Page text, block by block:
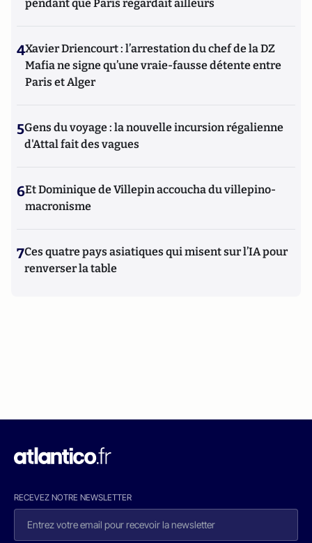
pendant que Paris regardait ailleurs
4Xavier Driencourt : l’arrestation du chef de la DZ
Mafia ne signe qu’une vraie-fausse détente entre
Paris et Alger
5Gens du voyage : la nouvelle incursion régalienne
d'Attal fait des vagues
6Et Dominique de Villepin accoucha du villepino-
macronisme
7Ces quatre pays asiatiques qui misent sur l’IA pour
renverser la table
RECEVEZ NOTRE NEWSLETTER